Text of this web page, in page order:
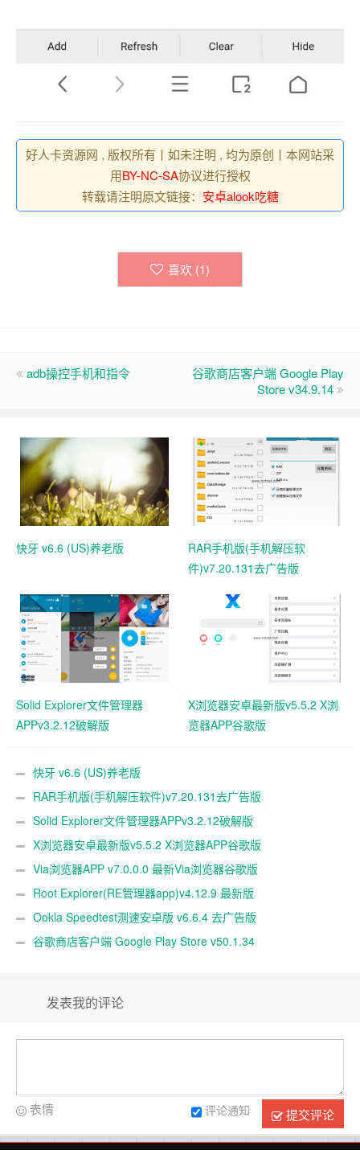
好人卡资源网 , 版权所有丨如未注明 , 均为原创丨本网站采
用BY-NC-SA协议进行授权
转载请注明原文链接： 安卓alook吃糖
喜欢 (1)
adb操控手机和指令
谷歌商店客户端 Google Play
Store v34.9.14
快牙 v6.6 (US)养老版
RAR手机版(手机解压软
件)v7.20.131去广告版
Solid Explorer文件管理器
APPv3.2.12破解版
X浏览器安卓最新版v5.5.2 X浏
览器APP谷歌版
快牙 v6.6 (US)养老版
RAR手机版(手机解压软件)v7.20.131去广告版
Solid Explorer文件管理器APPv3.2.12破解版
X浏览器安卓最新版v5.5.2 X浏览器APP谷歌版
Via浏览器APP v7.0.0.0 最新Via浏览器谷歌版
Root Explorer(RE管理器app)v4.12.9 最新版
Ookla Speedtest测速安卓版 v6.6.4 去广告版
谷歌商店客户端 Google Play Store v50.1.34
发表我的评论
提交评论
评论通知
表情